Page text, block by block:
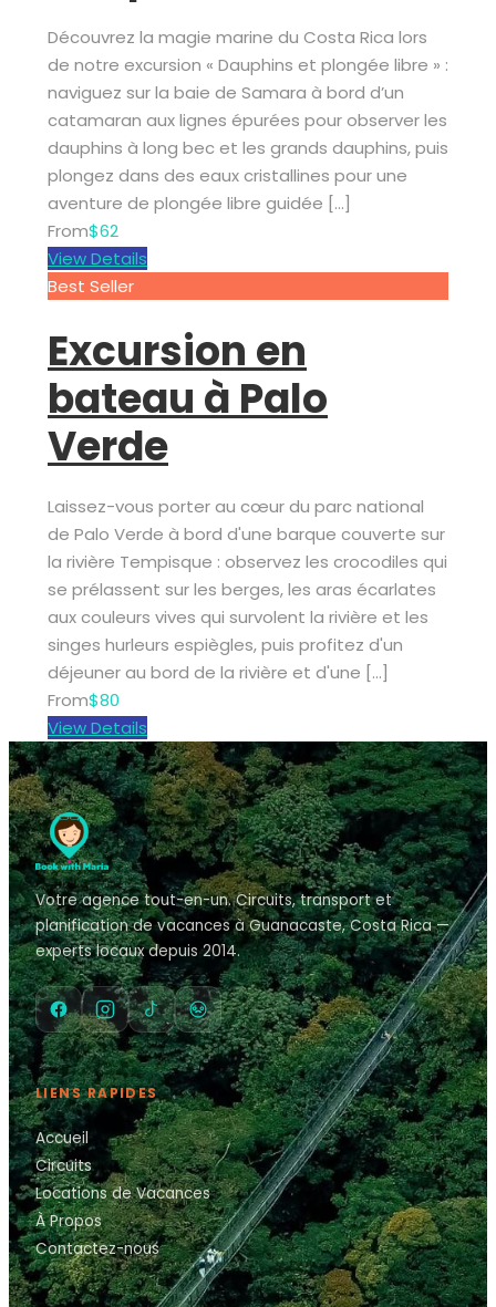
Découvrez la magie marine du Costa Rica lors
de notre excursion « Dauphins et plongée libre » :
naviguez sur la baie de Samara à bord d’un
catamaran aux lignes épurées pour observer les
dauphins à long bec et les grands dauphins, puis
plongez dans des eaux cristallines pour une
aventure de plongée libre guidée […]
From$62
View Details
Best Seller
Excursion en
bateau à Palo
Verde
Laissez-vous porter au cœur du parc national
de Palo Verde à bord d'une barque couverte sur
la rivière Tempisque : observez les crocodiles qui
se prélassent sur les berges, les aras écarlates
aux couleurs vives qui survolent la rivière et les
singes hurleurs espiègles, puis profitez d'un
déjeuner au bord de la rivière et d'une […]
From$80
View Details
Votre agence tout-en-un. Circuits, transport et
planification de vacances à Guanacaste, Costa Rica —
experts locaux depuis 2014.
LIENS RAPIDES
Accueil
Circuits
Locations de Vacances
À Propos
Contactez-nous